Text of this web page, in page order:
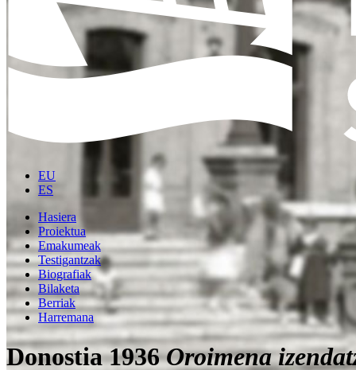
EU
ES
Hasiera
Proiektua
Emakumeak
Testigantzak
Biografiak
Bilaketa
Berriak
Harremana
Donostia 1936Oroimena